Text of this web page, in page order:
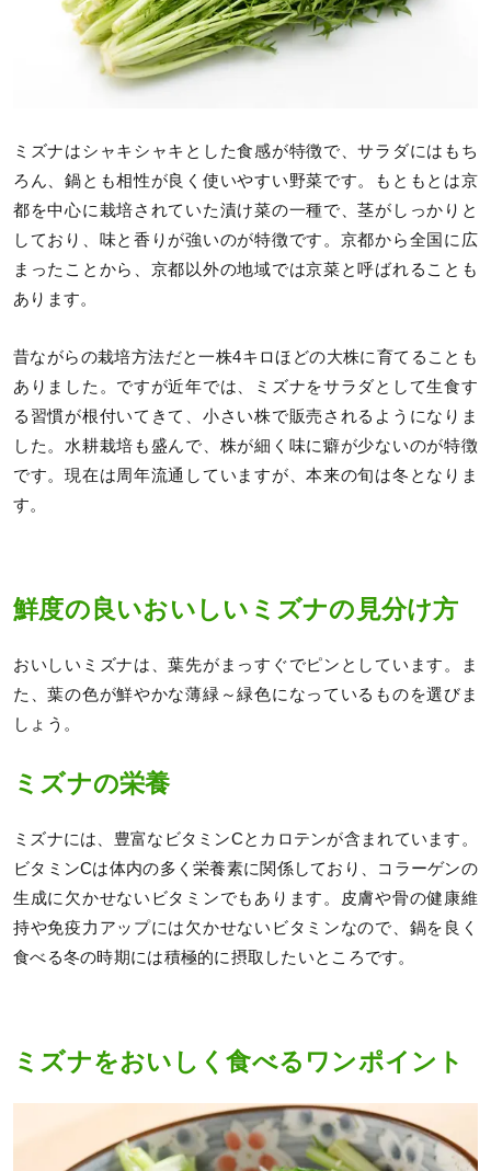
ミズナはシャキシャキとした食感が特徴で、サラダにはもち
ろん、鍋とも相性が良く使いやすい野菜です。もともとは京
都を中心に栽培されていた漬け菜の一種で、茎がしっかりと
しており、味と香りが強いのが特徴です。京都から全国に広
まったことから、京都以外の地域では京菜と呼ばれることも
あります。
昔ながらの栽培方法だと一株4キロほどの大株に育てることも
ありました。ですが近年では、ミズナをサラダとして生食す
る習慣が根付いてきて、小さい株で販売されるようになりま
した。水耕栽培も盛んで、株が細く味に癖が少ないのが特徴
です。現在は周年流通していますが、本来の旬は冬となりま
す。
鮮度の良いおいしいミズナの見分け方
おいしいミズナは、葉先がまっすぐでピンとしています。ま
た、葉の色が鮮やかな薄緑～緑色になっているものを選びま
しょう。
ミズナの栄養
ミズナには、豊富なビタミンCとカロテンが含まれています。
ビタミンCは体内の多く栄養素に関係しており、コラーゲンの
生成に欠かせないビタミンでもあります。皮膚や骨の健康維
持や免疫力アップには欠かせないビタミンなので、鍋を良く
食べる冬の時期には積極的に摂取したいところです。
ミズナをおいしく食べるワンポイント